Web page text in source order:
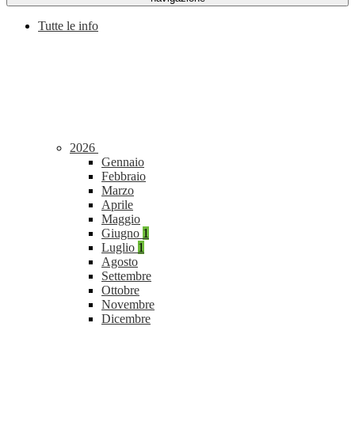
Tutte le info
2026
Gennaio
Febbraio
Marzo
Aprile
Maggio
Giugno 1
Luglio 1
Agosto
Settembre
Ottobre
Novembre
Dicembre